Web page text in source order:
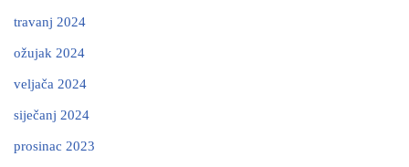
travanj 2024
ožujak 2024
veljača 2024
siječanj 2024
prosinac 2023